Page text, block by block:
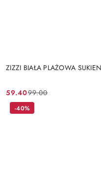
ZIZZI BIAŁA PLAŻOWA
Cena
promocyjna:
59.40
Cena
przed
99.00
-40%